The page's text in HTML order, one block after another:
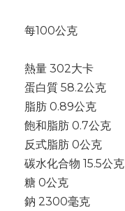
每100公克
熱量 302大卡
蛋白質 58.2公克
脂肪 0.89公克
飽和脂肪 0.7公克
反式脂肪 0公克
碳水化合物 15.5公克
糖 0公克
鈉 2300毫克